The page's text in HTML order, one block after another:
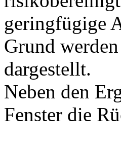
geringfügige
Grund
dargestellt.
Neben den
Fenster die